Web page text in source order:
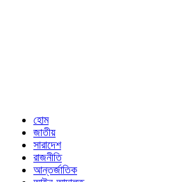
হোম
জাতীয়
সারাদেশ
রাজনীতি
আন্তর্জাতিক